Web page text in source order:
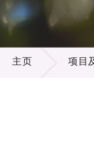
项目及资助计划
主页 项目